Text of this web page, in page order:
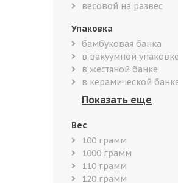
весовой на развес
Упаковка
бамбуковая банка
в вакуумной упаковке
в жестяной банке
в керамической
Вес
100 грамм
1000 грамм
110 грамм
120 грамм